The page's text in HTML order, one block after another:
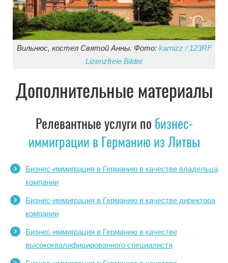
Вильнюс, костел Святой Анны. Фото: karnizz / 123RF
Lizenzfreie Bilder
Дополнительные материалы
Релевантные услуги по бизнес-
иммиграции в Германию из Литвы
Бизнес-иммиграция в Германию в качестве владельца
компании
Бизнес-иммиграция в Германию в качестве директора
компании
Бизнес-иммиграция в Германию в качестве
высококвалифицированного специалиста